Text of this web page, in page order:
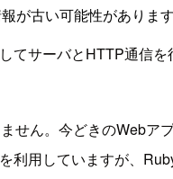
が古い可能性がありま
サーバとHTTP通信
せん。今どきのWeb
利用していますが、